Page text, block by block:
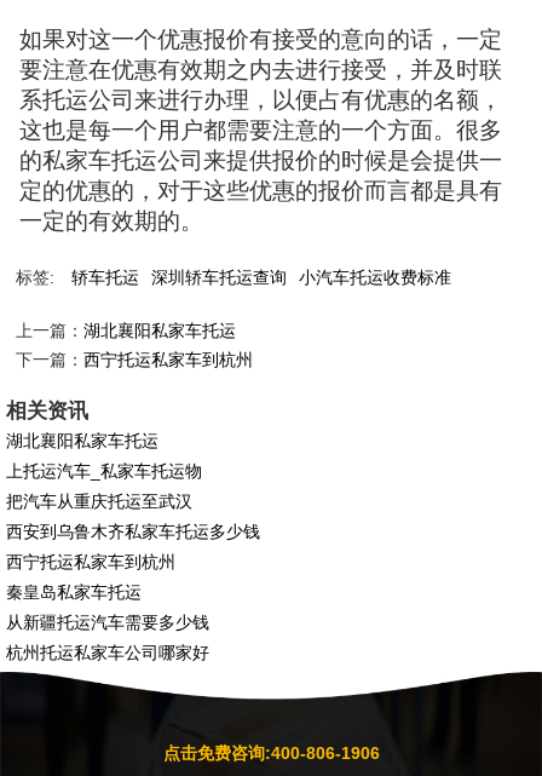
如果对这一个优惠报价有接受的意向的话，一定
要注意在优惠有效期之内去进行接受，并及时联
系托运公司来进行办理，以便占有优惠的名额，
这也是每一个用户都需要注意的一个方面。很多
的私家车托运公司来提供报价的时候是会提供一
定的优惠的，对于这些优惠的报价而言都是具有
一定的有效期的。
标签: 轿车托运 深圳轿车托运查询 小汽车托运收费标准
上一篇：湖北襄阳私家车托运
下一篇：西宁托运私家车到杭州
相关资讯
湖北襄阳私家车托运
上托运汽车_私家车托运物
把汽车从重庆托运至武汉
西安到乌鲁木齐私家车托运多少钱
西宁托运私家车到杭州
秦皇岛私家车托运
从新疆托运汽车需要多少钱
杭州托运私家车公司哪家好
点击免费咨询:400-806-1906